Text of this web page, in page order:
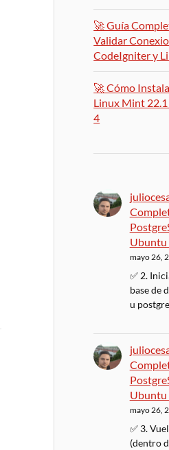
🚀 Guía
Validar
CodeIgniter y
🚀 Cómo
Linux Mint
4
Ubuntu
mayo 26,
✅ 2.
base de
u
Ubuntu
mayo 26,
✅ 3.
(dentro